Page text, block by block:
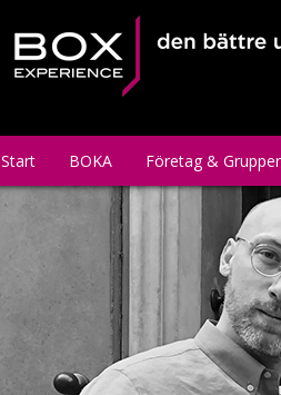
Start BOKA Företag & Grupper